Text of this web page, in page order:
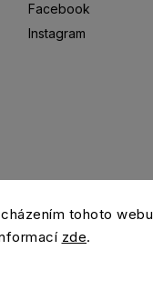
tohoto webu
zde.
Facebook
Instagram